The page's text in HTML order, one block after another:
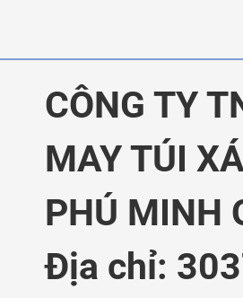
CÔNG TY
MAY TÚI
PHÚ MINH
Địa chỉ: